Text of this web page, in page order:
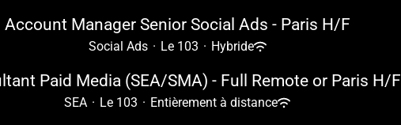
Account Manager Senior Social Ads - Paris H/F
Social Ads · Le 103 · Hybride
Paid Media (SEA/SMA) - Full Remote or Paris H/F
SEA · Le 103 · Entièrement à distance